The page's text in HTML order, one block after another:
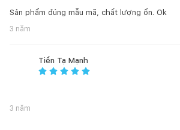
Sản phẩm đúng mẫu mã, chất lượng ổn. Ok
3 năm
Tiền Tạ Mạnh
3 năm